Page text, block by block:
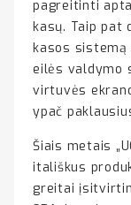
pagreitinti
kasų. Taip pat
kasos sistemą
eilės valdymo
virtuvės
ypač
Šiais metais
itališkus
greitai